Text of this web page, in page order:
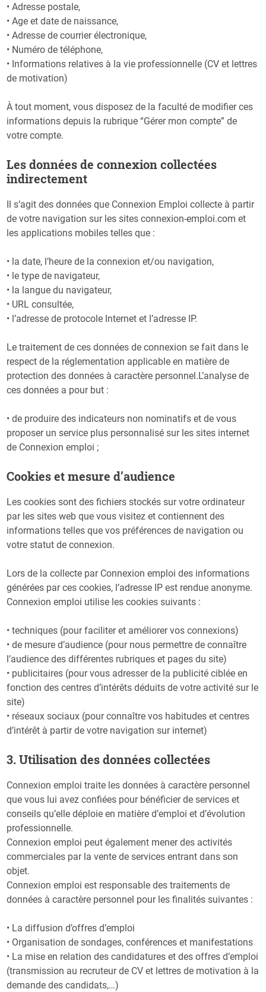
• Adresse postale,
• Age et date de naissance,
• Adresse de courrier électronique,
• Numéro de téléphone,
• Informations relatives à la vie professionnelle (CV et lettres
de motivation)
À tout moment, vous disposez de la faculté de modifier ces
informations depuis la rubrique “Gérer mon compte” de
votre compte.
​Les données de connexion collectées
indirectement
Il s’agit des données que Connexion Emploi collecte à partir
de votre navigation sur les sites connexion-emploi.com et
les applications mobiles telles que :
• la date, l’heure de la connexion et/ou navigation,
• le type de navigateur,
• la langue du navigateur,
• URL consultée,
• l’adresse de protocole Internet et l’adresse IP.
Le traitement de ces données de connexion se fait dans le
respect de la réglementation applicable en matière de
protection des données à caractère personnel.L’analyse de
ces données a pour but :
• de produire des indicateurs non nominatifs et de vous
proposer un service plus personnalisé sur les sites internet
de Connexion emploi ;
Cookies et mesure d’audience
Les cookies sont des fichiers stockés sur votre ordinateur
par les sites web que vous visitez et contiennent des
informations telles que vos préférences de navigation ou
votre statut de connexion.
Lors de la collecte par Connexion emploi des informations
générées par ces cookies, l’adresse IP est rendue anonyme.
Connexion emploi utilise les cookies suivants :
• techniques (pour faciliter et améliorer vos connexions)
• de mesure d’audience (pour nous permettre de connaître
l’audience des différentes rubriques et pages du site)
• publicitaires (pour vous adresser de la publicité ciblée en
fonction des centres d’intérêts déduits de votre activité sur le
site)
• réseaux sociaux (pour connaître vos habitudes et centres
d’intérêt à partir de votre navigation sur internet)
3. Utilisation des données collectées
Connexion emploi traite les données à caractère personnel
que vous lui avez confiées pour bénéficier de services et
conseils qu’elle déploie en matière d’emploi et d’évolution
professionnelle.
Connexion emploi peut également mener des activités
commerciales par la vente de services entrant dans son
objet.
Connexion emploi est responsable des traitements de
données à caractère personnel pour les finalités suivantes :
• La diffusion d’offres d’emploi
• Organisation de sondages, conférences et manifestations
• La mise en relation des candidatures et des offres d’emploi
(transmission au recruteur de CV et lettres de motivation à la
demande des candidats,…)